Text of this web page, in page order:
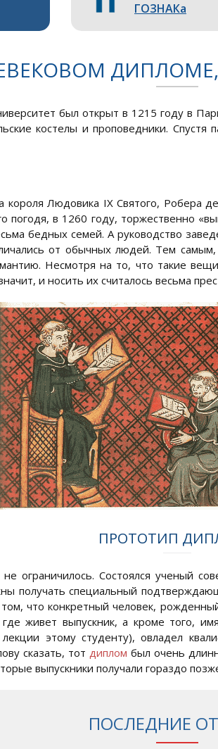
ГОЗНАКа
был открыт в 1215 году в
костелы и проповедники.
короля Людовика IX Святого, Робера
погодя, в 1260 году, торжественно
бедных семей. А руководство
от обычных людей. Тем
Несмотря на то, что такие
и носить их считалось весьма
ПРОТОТИП
ограничилось. Состоялся ученый
получать специальный
том, что конкретный человек,
живет выпускник, а кроме того,
этому студенту), овладел
сказать, тот диплом был очень
выпускники получали гораздо
ПОСЛЕДНИЕ